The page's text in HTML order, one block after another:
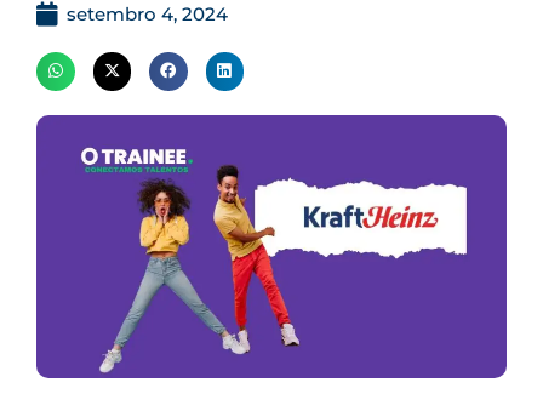
setembro 4, 2024